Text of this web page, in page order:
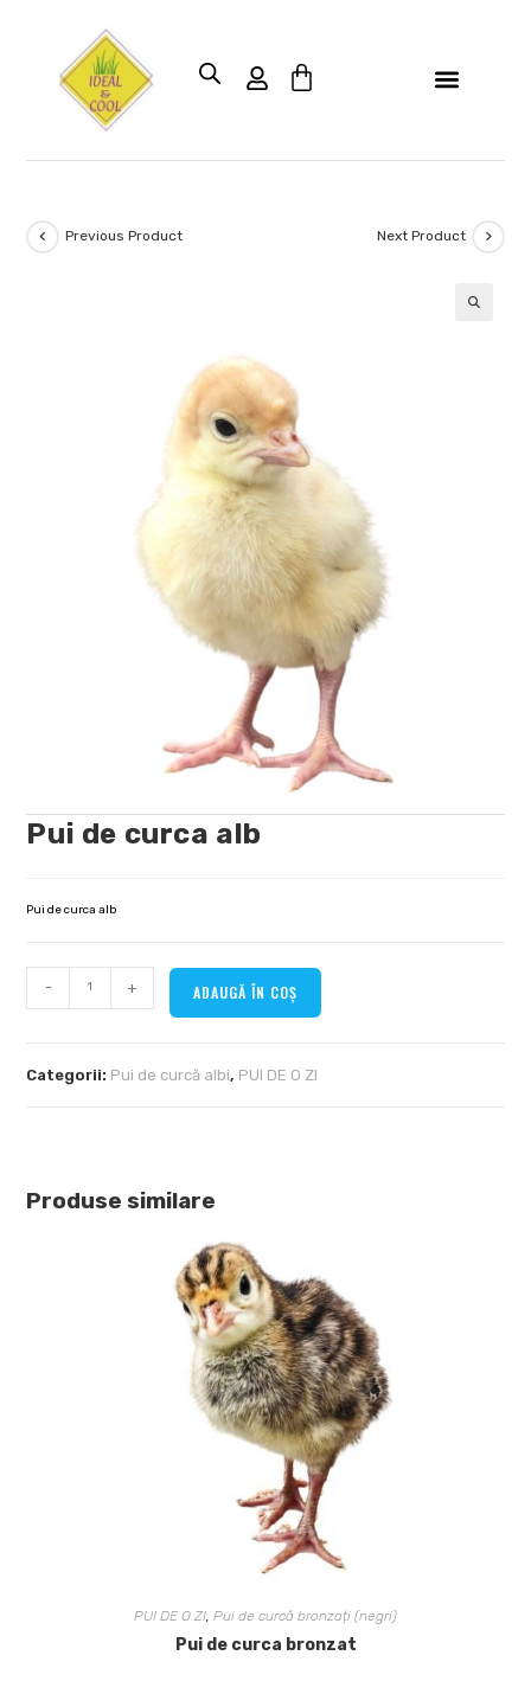
Previous Product Next Product
Pui de curca alb
Pui de curca alb
- + ADAUGĂ ÎN COȘ
Categorii: Pui de curcă albi, PUI DE O ZI
Produse similare
PUI DE O ZI, Pui de curcă bronzați (negri)
Pui de curca bronzat